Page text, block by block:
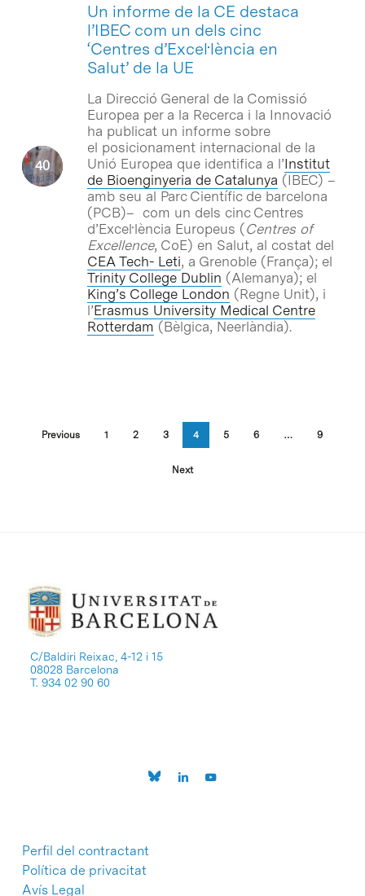
Un informe de la CE destaca
l’IBEC com un dels cinc
‘Centres d’Excel·lència en
Salut’ de la UE
La Direcció General de la Comissió
Europea per a la Recerca i la Innovació
ha publicat un informe sobre
el posicionament internacional de la
Unió Europea que identifica a l’Institut
de Bioenginyeria de Catalunya (IBEC) –
amb seu al Parc Científic de barcelona
(PCB)– com un dels cinc Centres
d’Excel·lència Europeus (Centres of
Excellence, CoE) en Salut, al costat del
CEA Tech- Leti, a Grenoble (França); el
Trinity College Dublin (Alemanya); el
King’s College London (Regne Unit), i
l’Erasmus University Medical Centre
Rotterdam (Bèlgica, Neerlàndia).
Previous 1 2 3 4 5 6 … 9
Next
C/Baldiri Reixac, 4-12 i 15
08028 Barcelona
T. 934 02 90 60
Perfil del contractant
Política de privacitat
Avís Legal